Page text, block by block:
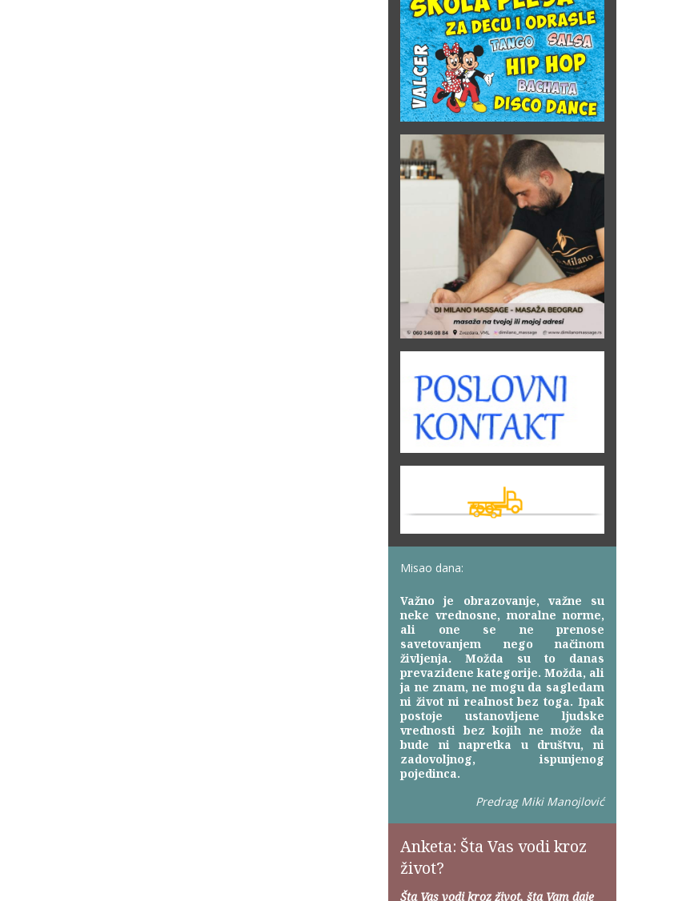
Misao dana:
Važno je obrazovanje, važne su
neke vrednosne, moralne norme,
ali one se ne prenose
savetovanjem nego načinom
življenja. Možda su to danas
prevaziđene kategorije. Možda, ali
ja ne znam, ne mogu da sagledam
ni život ni realnost bez toga. Ipak
postoje ustanovljene ljudske
vrednosti bez kojih ne može da
bude ni napretka u društvu, ni
zadovoljnog, ispunjenog
pojedinca.
Predrag Miki Manojlović
Anketa: Šta Vas vodi kroz
život?
Šta Vas vodi kroz život, šta Vam daje